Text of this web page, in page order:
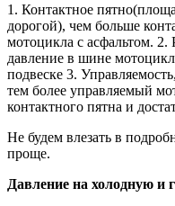
1. Контактное
дорогой), чем больше
мотоцикла с асфальтом.
давление в шине
подвеске 3.
тем более управляемый
контактного пятна и
Не будем влезать в
проще.
Давление на холодную и